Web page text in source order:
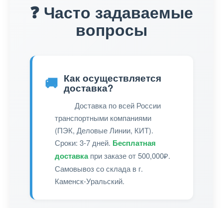
❓ Часто задаваемые
вопросы
🚚 Как осуществляется
доставка?
Доставка по всей России
транспортными компаниями
(ПЭК, Деловые Линии, КИТ).
Сроки: 3-7 дней. Бесплатная
доставкапри заказе от 500,000₽.
Самовывоз со склада в г.
Каменск-Уральский.